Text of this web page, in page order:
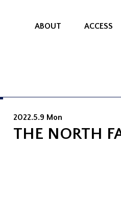
ABOUT ACCESS
2022.5.9 Mon
THE NORTH